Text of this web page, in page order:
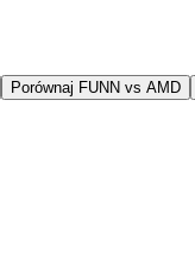
Porównaj FUNN vs AMD